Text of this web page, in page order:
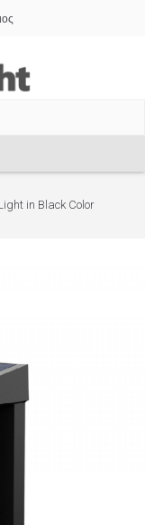
in Black Color